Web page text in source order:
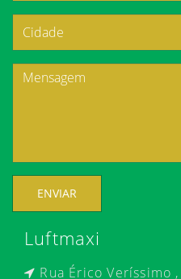
ENVIAR
Luftmaxi
Rua Érico Veríssimo